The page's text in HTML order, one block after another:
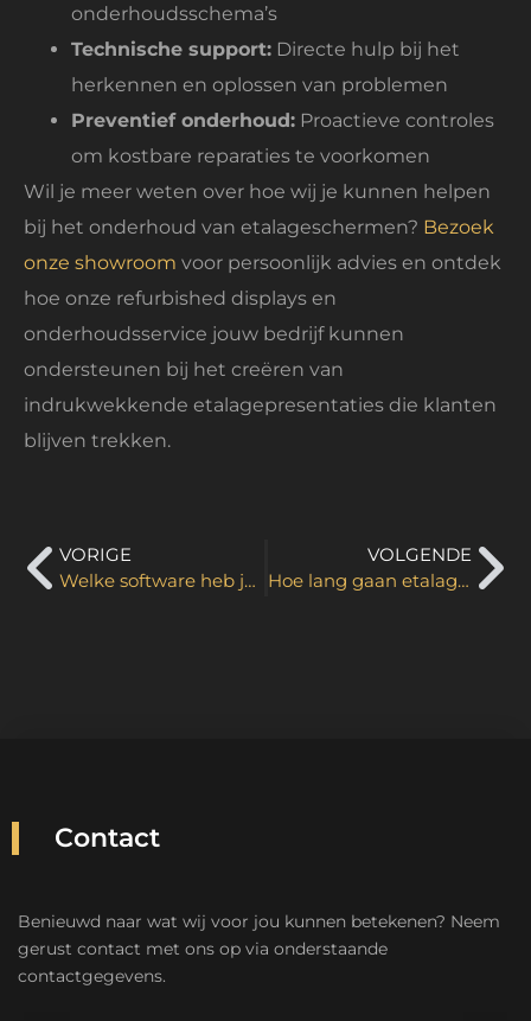
onderhoudsschema’s
Technische support: Directe hulp bij het
herkennen en oplossen van problemen
Preventief onderhoud: Proactieve controles
om kostbare reparaties te voorkomen
Wil je meer weten over hoe wij je kunnen helpen
bij het onderhoud van etalageschermen? Bezoek
onze showroom voor persoonlijk advies en ontdek
hoe onze refurbished displays en
onderhoudsservice jouw bedrijf kunnen
ondersteunen bij het creëren van
indrukwekkende etalagepresentaties die klanten
blijven trekken.
VORIGE
Welke software heb je nodig voor etalageschermen?
VOLGENDE
Hoe lang gaan etalageschermen mee?
Contact
Benieuwd naar wat wij voor jou kunnen betekenen? Neem
gerust contact met ons op via onderstaande
contactgegevens.